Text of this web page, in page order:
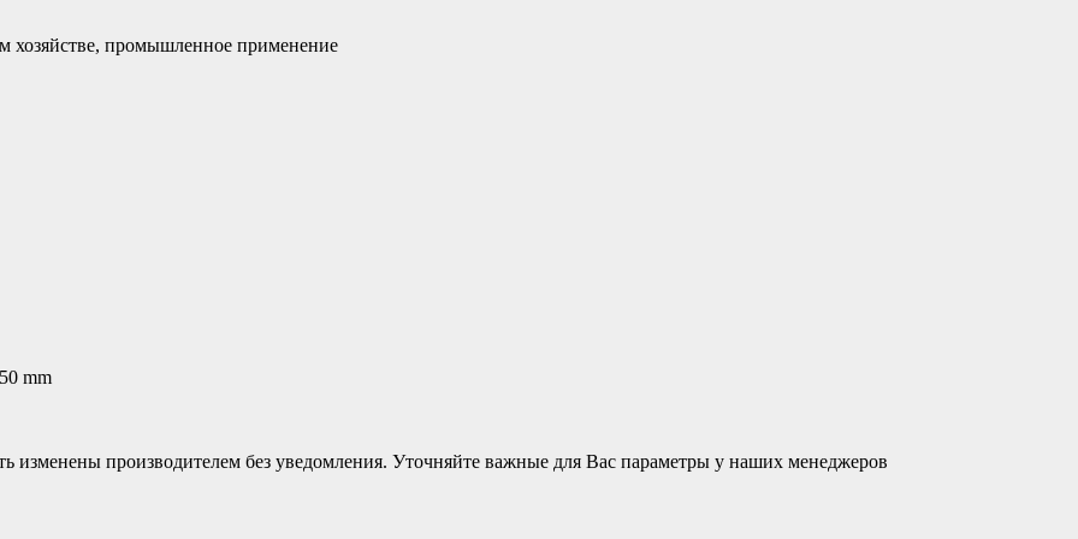
хозяйстве, промышленное применение
mm
изменены производителем без уведомления. Уточняйте важные для Вас параметры у наших менеджеров